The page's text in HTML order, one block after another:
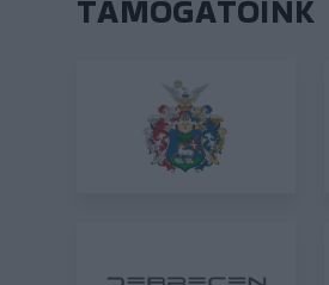
TÁMOGATÓINK